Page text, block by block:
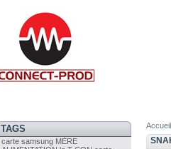
TAGS
carte samsung MÈRE
Accueil